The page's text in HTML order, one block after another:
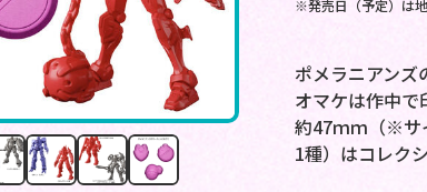
※発売日（予定）は
ポメラニアンズ
オマケは作中で
約47ｍｍ（※サ
1種）はコレク